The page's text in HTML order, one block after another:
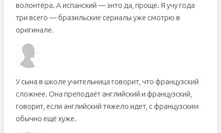
волонтёра. А испанский — энто да, проще. Я учу года
три всего — бразильские сериалы уже смотрю в
оригинале.
У сына в школе учительница говорит, что французский
сложнее. Она преподаёт английский и французский,
говорит, если английский тяжело идет, с французским
обычно ещё хуже.